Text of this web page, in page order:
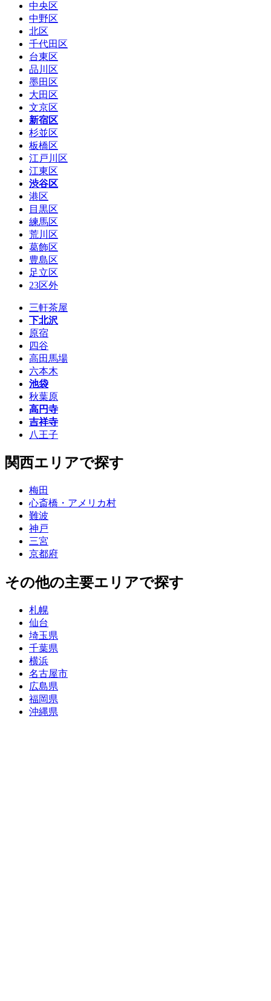
中央区
中野区
北区
千代田区
台東区
品川区
墨田区
大田区
文京区
新宿区
杉並区
板橋区
江戸川区
江東区
渋谷区
港区
目黒区
練馬区
荒川区
葛飾区
豊島区
足立区
23区外
三軒茶屋
下北沢
原宿
四谷
高田馬場
六本木
池袋
秋葉原
高円寺
吉祥寺
八王子
関西エリアで探す
梅田
心斎橋・アメリカ村
難波
神戸
三宮
京都府
その他の主要エリアで探す
札幌
仙台
埼玉県
千葉県
横浜
名古屋市
広島県
福岡県
沖縄県